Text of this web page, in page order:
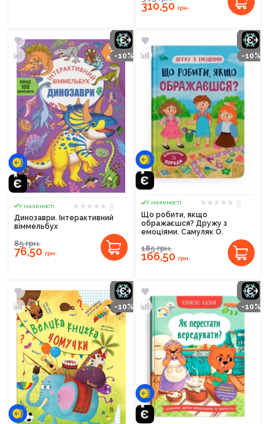
310,50 грн.
-10%
У наявності
0
Динозаври. Інтерактивний
віммельбух
85грн.
76,50 грн.
-10%
У наявності
0
Що робити, якщо
ображаєшся? Дружу з
емоціями. Самуляк О.
185грн.
166,50 грн.
-10% -10%